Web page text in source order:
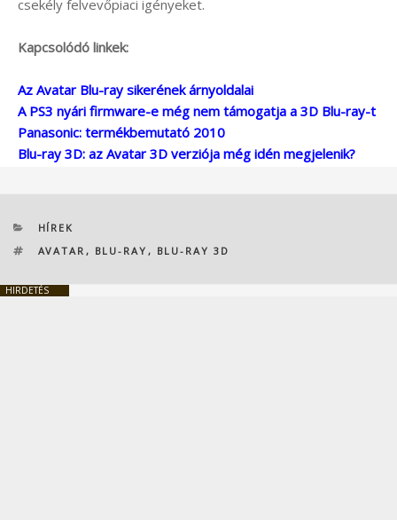
csekély felvevőpiaci igényeket.
Kapcsolódó linkek:
Az Avatar Blu-ray sikerének árnyoldalai
A PS3 nyári firmware-e még nem támogatja a 3D Blu-ray-t
Panasonic: termékbemutató 2010
Blu-ray 3D: az Avatar 3D verziója még idén megjelenik?
KATEGÓRIÁK
HÍREK
CÍMKÉK
AVATAR , BLU-RAY , BLU-RAY 3D
HIRDETÉS